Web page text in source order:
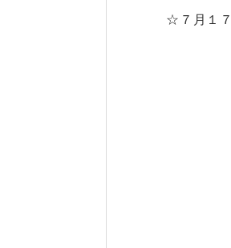
☆７月１